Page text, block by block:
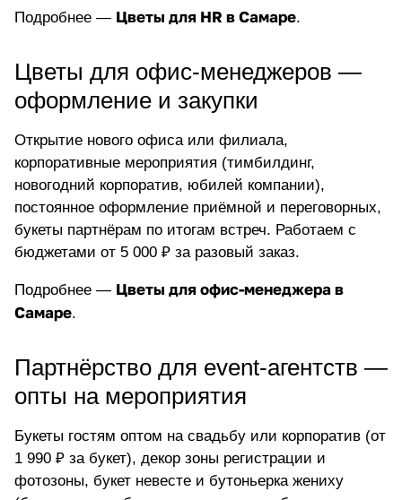
Подробнее — Цветы для HR в Самаре.
Цветы для офис-менеджеров —
оформление и закупки
Открытие нового офиса или филиала,
корпоративные мероприятия (тимбилдинг,
новогодний корпоратив, юбилей компании),
постоянное оформление приёмной и переговорных,
букеты партнёрам по итогам встреч. Работаем с
бюджетами от 5 000 ₽ за разовый заказ.
Подробнее — Цветы для офис-менеджера в
Самаре.
Партнёрство для event-агентств —
опты на мероприятия
Букеты гостям оптом на свадьбу или корпоратив (от
1 990 ₽ за букет), декор зоны регистрации и
фотозоны, букет невесте и бутоньерка жениху